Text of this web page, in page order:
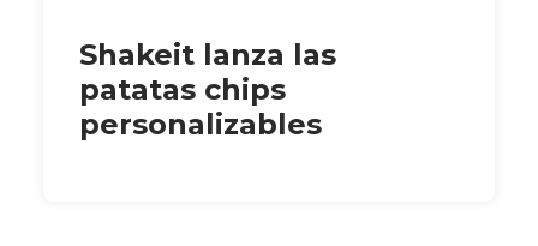
Shakeit lanza las
patatas chips
personalizables